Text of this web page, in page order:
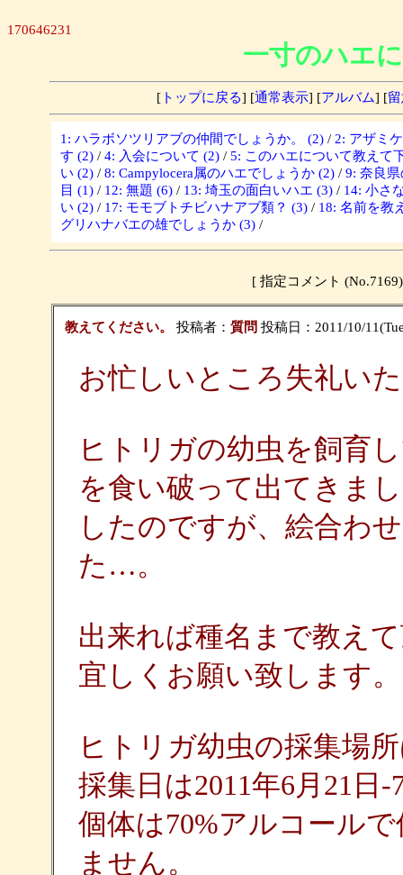
170646231
一寸のハエ
[トップに戻る] [通常表示] [アルバム] [
1: ハラボソツリアブの仲間でしょうか。 (2) / 2: アザミ
す (2) / 4: 入会について (2) / 5: このハエについて教えて
い (2) / 8: Campylocera属のハエでしょうか (2) / 9: 奈良
目 (1) / 12: 無題 (6) / 13: 埼玉の面白いハエ (3) / 14: 小さ
い (2) / 17: モモブトチビハナアブ類？ (3) / 18: 名前を教
グリハナバエの雄でしょうか (3) /
[ 指定コメント
教えてください。 投稿者： 質問 投稿日：2011/10/
お忙しいところ失礼い
ヒトリガの幼虫を飼育
を食い破って出てきま
したのですが、絵合わ
た…。
出来れば種名まで教え
宜しくお願い致します。
ヒトリガ幼虫の採集場
採集日は2011年6月21日-
個体は70%アルコール
ません。